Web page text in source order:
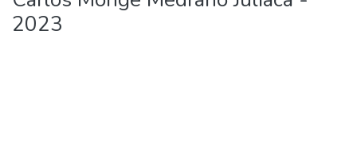
2023